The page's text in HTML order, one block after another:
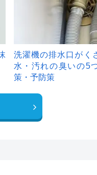
洗濯機の排水口がく
水・汚れの臭いの5
策・予防策